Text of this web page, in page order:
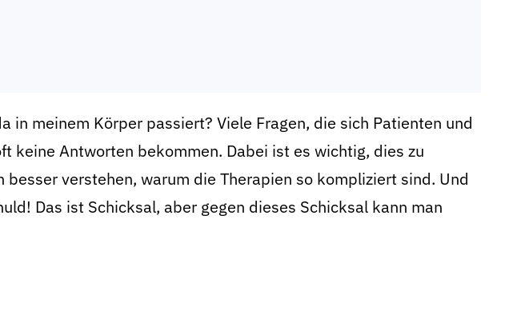
in meinem Körper passiert? Viele Fragen, die sich Patienten und
keine Antworten bekommen. Dabei ist es wichtig, dies zu
verstehen, warum die Therapien so kompliziert sind. Und
Das ist Schicksal, aber gegen dieses Schicksal kann man